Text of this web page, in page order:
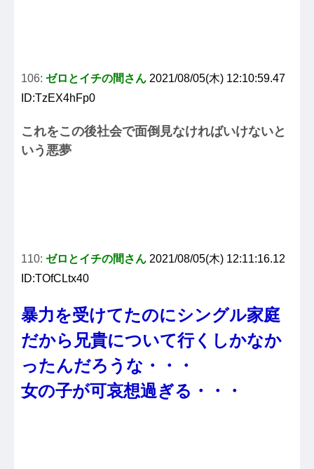
106: ゼロとイチの間さん 2021/08/05(木) 12:10:59.47
ID:TzEX4hFp0
これをこの後社会で面倒見なければいけないと
いう悪夢
110: ゼロとイチの間さん 2021/08/05(木) 12:11:16.12
ID:TOfCLtx40
暴力を受けてたのにシングル家庭
だから兄貴について行くしかなか
ったんだろうな・・・
女の子が可哀想過ぎる・・・